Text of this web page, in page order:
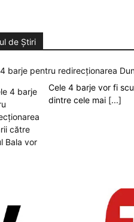
de Știri
barje pentru redirecționarea
Cele 4 barje vor fi
dintre cele mai [...]